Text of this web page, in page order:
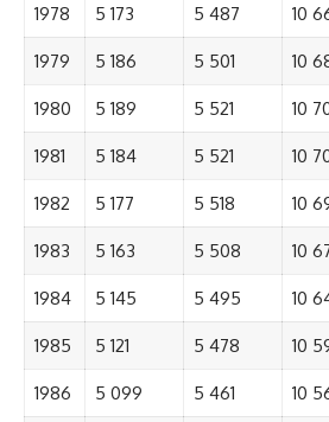
1978 5 173 5 487 10
1979 5 186 5 501 10
1980 5 189 5 521 10
1981 5 184 5 521 10
1982 5 177 5 518 10
1983 5 163 5 508 10
1984 5 145 5 495 10
1985 5 121 5 478 10
1986 5 099 5 461 10